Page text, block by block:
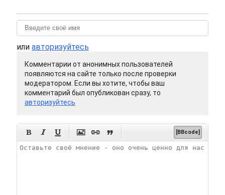
или авторизуйтесь
Комментарии от анонимных пользователей
появляются на сайте только после проверки
модератором. Если вы хотите, чтобы ваш
комментарий был опубликован сразу, то
авторизуйтесь
      [BBcode]